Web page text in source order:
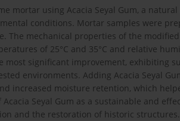
mortar using Acacia Seyal Gum, a
conditions. Mortar samples were
The mechanical properties of the
of 25°C and 35°C and relative
most significant improvement, exhibiting
environments. Adding Acacia Seyal
increased moisture retention, which
Seyal Gum as a sustainable and
and the restoration of historic